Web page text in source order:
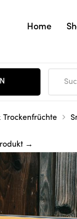
Home
Trockenfrüchte
→